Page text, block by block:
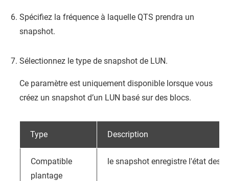
Spécifiez la fréquence à laquelle QTS prendra un
snapshot.
Sélectionnez le type de snapshot de LUN.
Ce paramètre est uniquement disponible lorsque vous
créez un snapshot d’un LUN basé sur des blocs.
Type Description
Compatible
plantage
le snapshot enregistre l'état des